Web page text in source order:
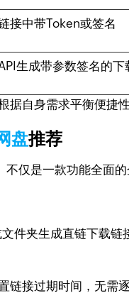
接中带Token或签名
生成带参数签名的下
据自身需求平衡便捷
盘推荐
仅是一款功能全面
件夹生成直链下载
链接过期时间，无需